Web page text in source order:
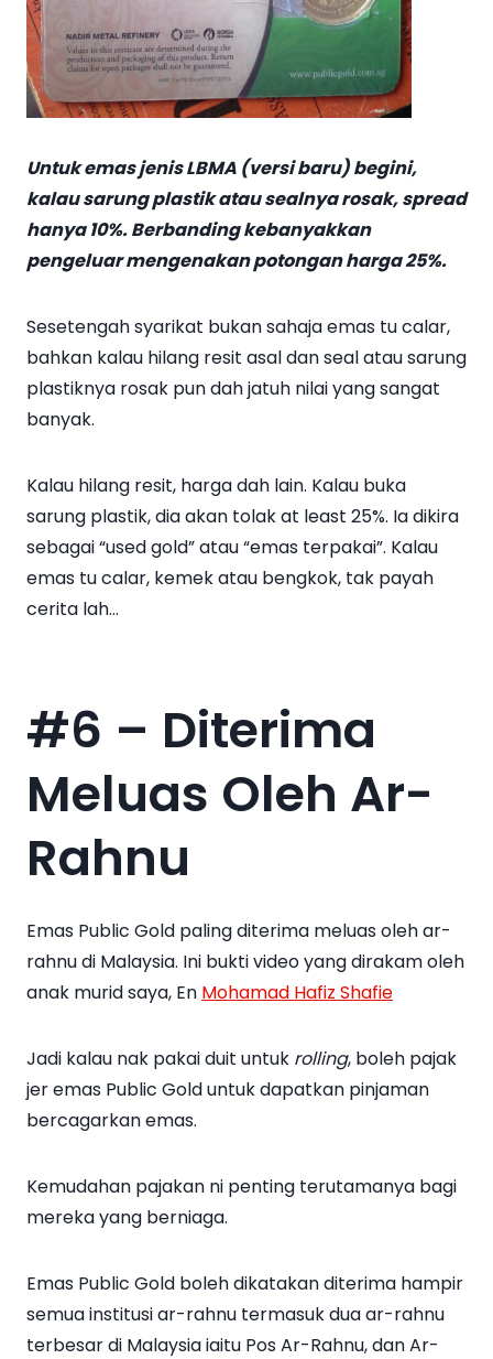
Untuk emas jenis LBMA (versi baru) begini,
kalau sarung plastik atau sealnya rosak, spread
hanya 10%. Berbanding kebanyakkan
pengeluar mengenakan potongan harga 25%.
Sesetengah syarikat bukan sahaja emas tu calar,
bahkan kalau hilang resit asal dan seal atau sarung
plastiknya rosak pun dah jatuh nilai yang sangat
banyak.
Kalau hilang resit, harga dah lain. Kalau buka
sarung plastik, dia akan tolak at least 25%. Ia dikira
sebagai “used gold” atau “emas terpakai”. Kalau
emas tu calar, kemek atau bengkok, tak payah
cerita lah…
#6 – Diterima
Meluas Oleh Ar-
Rahnu
Emas Public Gold paling diterima meluas oleh ar-
rahnu di Malaysia. Ini bukti video yang dirakam oleh
anak murid saya, En Mohamad Hafiz Shafie
Jadi kalau nak pakai duit untuk rolling, boleh pajak
jer emas Public Gold untuk dapatkan pinjaman
bercagarkan emas.
Kemudahan pajakan ni penting terutamanya bagi
mereka yang berniaga.
Emas Public Gold boleh dikatakan diterima hampir
semua institusi ar-rahnu termasuk dua ar-rahnu
terbesar di Malaysia iaitu Pos Ar-Rahnu, dan Ar-